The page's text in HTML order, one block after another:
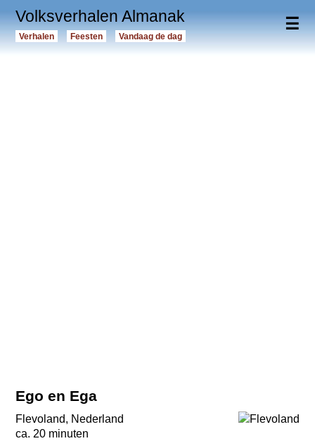
☰
Volksverhalen Almanak
Verhalen Feesten Vandaag de dag
Ego en Ega
Flevoland, Nederland
ca. 20 minuten